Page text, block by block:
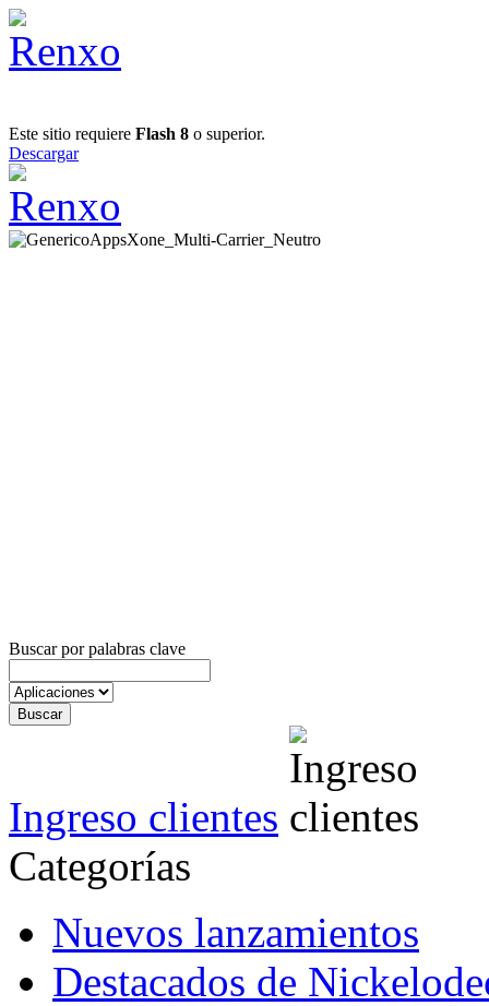
Este sitio requiere Flash 8 o superior.
Descargar
Buscar por palabras clave
Ingreso clientes
Categorías
Nuevos lanzamientos
Destacados de